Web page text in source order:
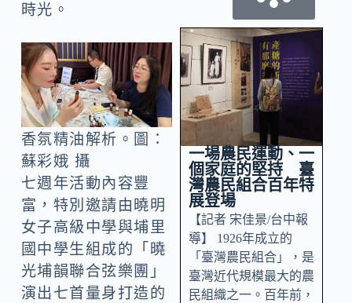
時光。
香氛精油解析。圖：
蘇彩娥 攝
七週年活動內容豐
富，特別邀請由曉明
女子高級中學與埔里
國中學生組成的「曉
光埔韻聯合弦樂團」
演出七首量身打造的
一場農民運動、一
個家庭的堅持 臺
灣農民組合百年特
展登場
【記者 宋佳景/台中報
導】 1926年成立的
「臺灣農民組合」，是
臺灣近代規模最大的農
民組織之一。百年前，